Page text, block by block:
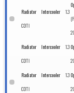
Radiator Intercooler1.3
CDTI
Radiator Intercooler1.3
CDTI
Radiator Intercooler1.3
CDTI